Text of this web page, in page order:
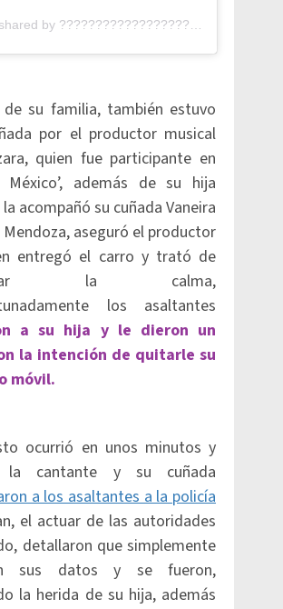
A post shared by ???????????????????? ???????????????????????????? (@erikaalcocerl)
de su familia, también estuvo
por el productor musical
quien fue participante en
México’, además de su hija
acompañó su cuñada Vaneira
Mendoza, aseguró el productor
entregó el carro y trató de
la calma,
los asaltantes
a su hija y le dieron un
la intención de quitarle su
móvil.
ocurrió en unos minutos y
la cantante y su cuñada
a los asaltantes a la policía
el actuar de las autoridades
detallaron que simplemente
sus datos y se fueron,
la herida de su hija, además